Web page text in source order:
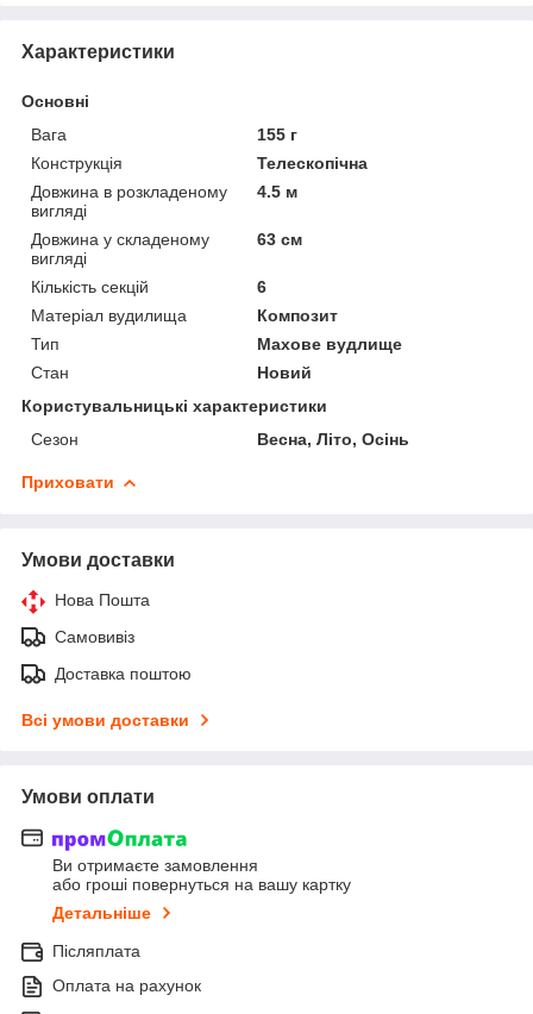
Характеристики
Основні
Вага
155 г
Конструкція
Телескопічна
Довжина в розкладеному
вигляді
4.5 м
Довжина у складеному
вигляді
63 см
Кількість секцій
6
Матеріал вудилища
Композит
Тип
Махове вудлище
Стан
Новий
Користувальницькі характеристики
Сезон
Весна, Літо, Осінь
Приховати
Умови доставки
Нова Пошта
Самовивіз
Доставка поштою
Всі умови доставки
Умови оплати
Ви отримаєте замовлення
або гроші повернуться на вашу картку
Детальніше
Післяплата
Оплата на рахунок